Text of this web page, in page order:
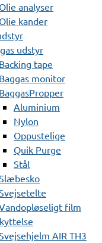
Olie analyser
Olie kander
udstyr
Backing tape
Baggas monitor
BaggasPropper
Aluminium
Nylon
Oppustelige
Quik Purge
Stål
film
AIR TH3